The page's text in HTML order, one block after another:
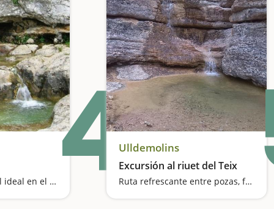
Una piscina natural ideal en el Parque Natural del Montsant4Ulldemolins
Excursión al riuet del Teix
Ruta refrescante entre pozas, fuentes y un santuario